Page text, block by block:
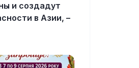
и создадут
в Азии, –